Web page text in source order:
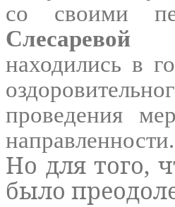
со своими
находились в
проведения
направленности.
Но для того,
было